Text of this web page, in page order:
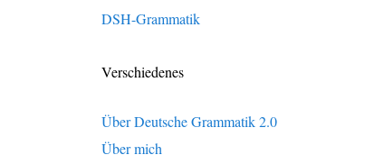
DSH-Grammatik
Verschiedenes
Über Deutsche Grammatik 2.0
Über mich